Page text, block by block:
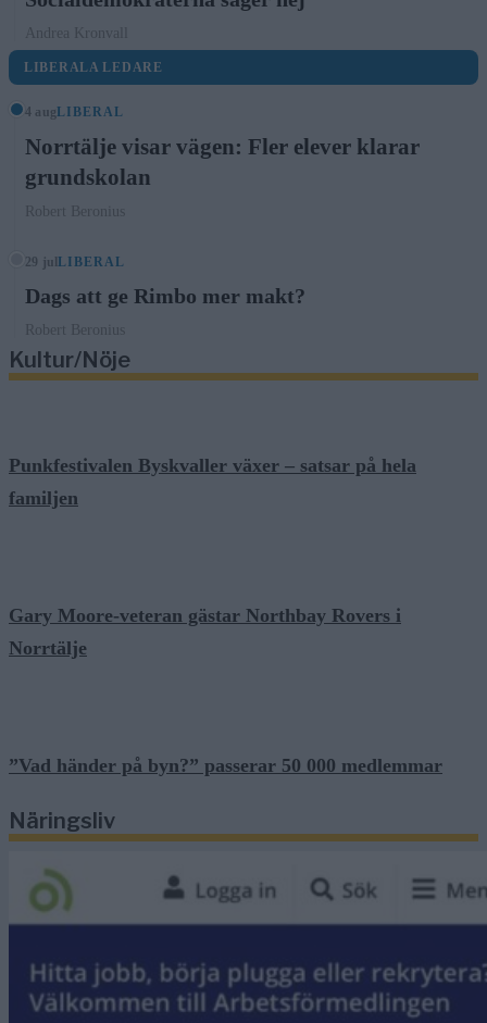
Andrea Kronvall
LIBERALA LEDARE
4 augLIBERAL
Norrtälje visar vägen: Fler elever klarar
grundskolan
Robert Beronius
29 julLIBERAL
Dags att ge Rimbo mer makt?
Robert Beronius
Kultur/Nöje
Punkfestivalen Byskvaller växer – satsar på hela
familjen
Gary Moore-veteran gästar Northbay Rovers i
Norrtälje
”Vad händer på byn?” passerar 50 000 medlemmar
Näringsliv